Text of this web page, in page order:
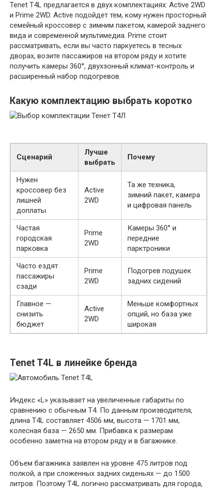
Tenet T4L предлагается в двух комплектациях: Active 2WD
и Prime 2WD. Active подойдет тем, кому нужен просторный
семейный кроссовер с зимним пакетом, камерой заднего
вида и современной мультимедиа. Prime стоит
рассматривать, если вы часто паркуетесь в тесных
дворах, возите пассажиров на втором ряду и хотите
получить камеры 360°, двухзонный климат-контроль и
расширенный набор подогревов.
Какую комплектацию выбрать коротко
Сценарий
Лучше
выбрать
Почему
Нужен
кроссовер без
лишней
доплаты
Active
2WD
Та же техника,
зимний пакет, камера
и цифровая панель
Частая
городская
парковка
Prime
2WD
Камеры 360° и
передние
парктроники
Часто ездят
пассажиры
сзади
Prime
2WD
Подогрев подушек
задних сидений
Главное —
снизить
бюджет
Active
2WD
Меньше комфортных
опций, но база уже
широкая
Tenet T4L в линейке бренда
Индекс «L» указывает на увеличенные габариты по
сравнению с обычным T4. По данным производителя,
длина T4L составляет 4506 мм, высота — 1701 мм,
колесная база — 2650 мм. Прибавка к размерам
особенно заметна на втором ряду и в багажнике.
Объем багажника заявлен на уровне 475 литров под
полкой, а при сложенных задних сиденьях — до 1500
литров. Поэтому T4L логично рассматривать для города,